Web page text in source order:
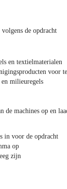
de opdracht
en textielmaterialen
voor
milieuregels
de machines op en
in voor de opdracht
op
zijn